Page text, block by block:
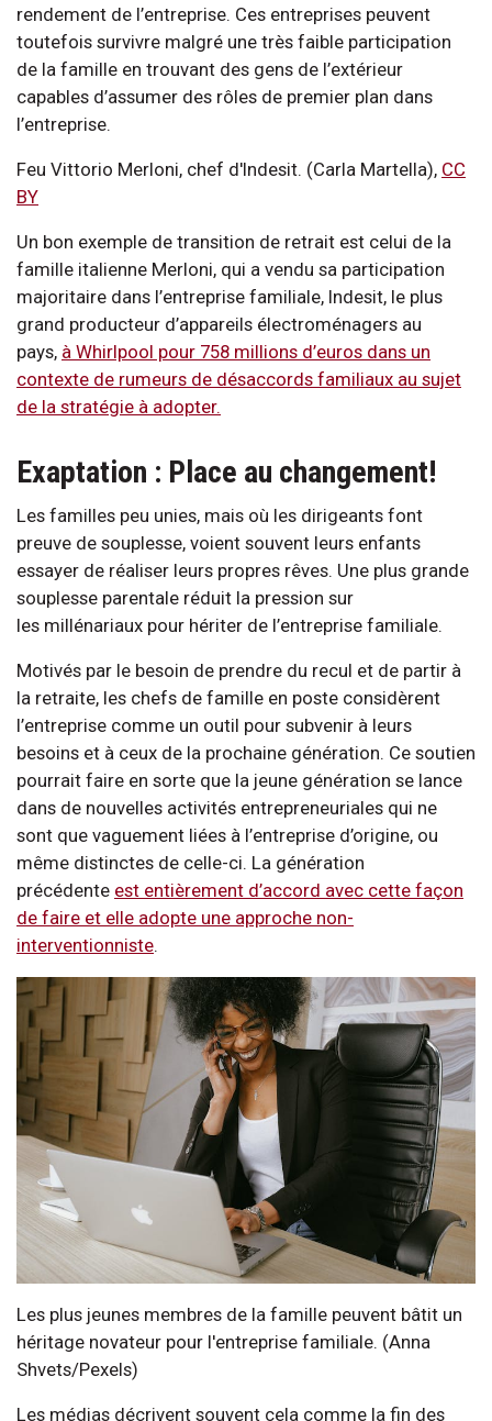
rendement de l’entreprise. Ces entreprises peuvent
toutefois survivre malgré une très faible participation
de la famille en trouvant des gens de l’extérieur
capables d’assumer des rôles de premier plan dans
l’entreprise.
Feu Vittorio Merloni, chef d'Indesit. (Carla Martella), CC
BY
Un bon exemple de transition de retrait est celui de la
famille italienne Merloni, qui a vendu sa participation
majoritaire dans l’entreprise familiale, Indesit, le plus
grand producteur d’appareils électroménagers au
pays, à Whirlpool pour 758 millions d’euros dans un
contexte de rumeurs de désaccords familiaux au sujet
de la stratégie à adopter.
Exaptation : Place au changement!
Les familles peu unies, mais où les dirigeants font
preuve de souplesse, voient souvent leurs enfants
essayer de réaliser leurs propres rêves. Une plus grande
souplesse parentale réduit la pression sur
les millénariaux pour hériter de l’entreprise familiale.
Motivés par le besoin de prendre du recul et de partir à
la retraite, les chefs de famille en poste considèrent
l’entreprise comme un outil pour subvenir à leurs
besoins et à ceux de la prochaine génération. Ce soutien
pourrait faire en sorte que la jeune génération se lance
dans de nouvelles activités entrepreneuriales qui ne
sont que vaguement liées à l’entreprise d’origine, ou
même distinctes de celle-ci. La génération
précédente est entièrement d’accord avec cette façon
de faire et elle adopte une approche non-
interventionniste.
Les plus jeunes membres de la famille peuvent bâtit un
héritage novateur pour l'entreprise familiale. (Anna
Shvets/Pexels)
Les médias décrivent souvent cela comme la fin des